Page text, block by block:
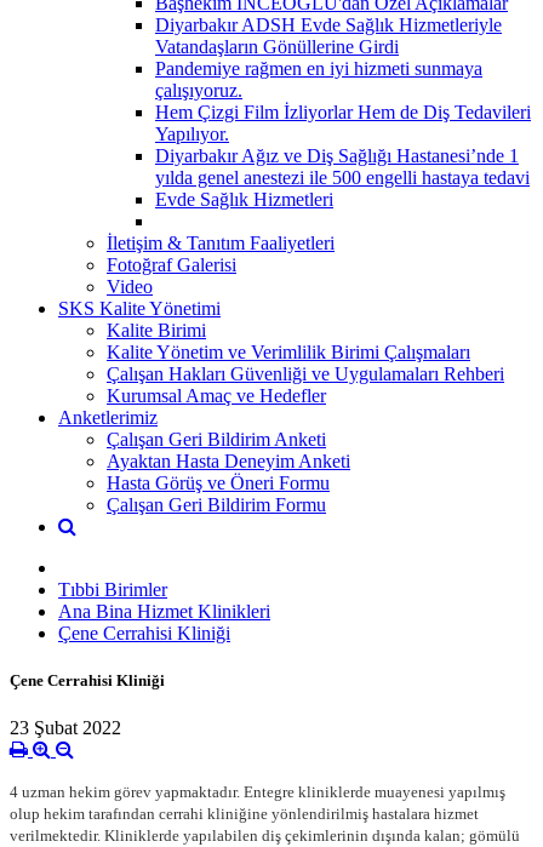
Diyarbakır ADSH Evde Sağlık Hizmetleriyle
Vatandaşların Gönüllerine Girdi
Pandemiye rağmen en iyi hizmeti sunmaya
çalışıyoruz.
Hem Çizgi Film İzliyorlar Hem de Diş Tedavileri
Yapılıyor.
Diyarbakır Ağız ve Diş Sağlığı Hastanesi’nde 1
yılda genel anestezi ile 500 engelli hastaya tedavi
Evde Sağlık Hizmetleri
İletişim & Tanıtım Faaliyetleri
Fotoğraf Galerisi
Video
SKS Kalite Yönetimi
Kalite Birimi
Kalite Yönetim ve Verimlilik Birimi Çalışmaları
Çalışan Hakları Güvenliği ve Uygulamaları Rehberi
Kurumsal Amaç ve Hedefler
Anketlerimiz
Çalışan Geri Bildirim Anketi
Ayaktan Hasta Deneyim Anketi
Hasta Görüş ve Öneri Formu
Çalışan Geri Bildirim Formu
Tıbbi Birimler
Ana Bina Hizmet Klinikleri
Çene Cerrahisi Kliniği
Çene Cerrahisi Kliniği
23 Şubat 2022
4 uzman hekim görev yapmaktadır. Entegre kliniklerde muayenesi yapılmış
olup hekim tarafından cerrahi kliniğine yönlendirilmiş hastalara hizmet
verilmektedir. Kliniklerde yapılabilen diş çekimlerinin dışında kalan; gömülü